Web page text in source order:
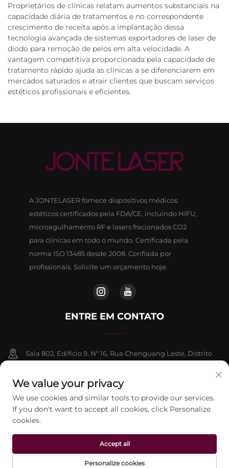
Proprietários de clínicas relatam aumentos substanciais na
capacidade diária de tratamentos e no correspondente
crescimento de receita após a implantação dessa
tecnologia avançada de sistemas exportadores de laser de
diodo para remoção de pelos em alta velocidade. A
vantagem competitiva proporcionada pela capacidade de
tratamento rápido ajuda as clínicas a se diferenciarem em
mercados saturados e atrair clientes que buscam serviços
estéticos profissionais e eficientes.
A JONTELASER fornece dispositivos médicos
estéticos certificados pela FDA/CE, incluindo HIFU,
microagulhamento RF e lasers fracionados CO2
para clínicas em todo o mundo. Certificada pela
norma ISO 13485 desde 2008. Confiada por
profissionais. Solicite um orçamento hoje.
ENTRE EM CONTATO
Sala 802, Edifício 9, Nº 16, Rua Chenguang Leste, Distrito
+86-13911459627
[email protected]
Direitos autorais © 2026 Beijing Jontelaser Technology CO., LTD.
Todos os direitos reservados. Política de Privacidade
We value your privacy
We use cookies and similar tools to provide our services.
If you don't want to accept all cookies, click Personalize
cookies.
Personalize cookies
Accept all